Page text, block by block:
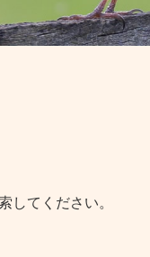
してください。